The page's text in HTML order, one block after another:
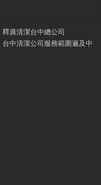
廣清潔台中總公司
中清潔公司服務範圍遍及中